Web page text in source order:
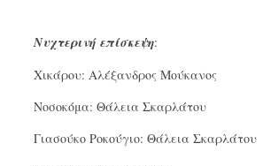
Νυχτερινή επίσκεψη:
Χικάρου: Αλέξανδρος Μούκανος
Νοσοκόμα: Θάλεια Σκαρλάτου
Γιασούκο Ροκούγιο: Θάλεια Σκαρλάτου